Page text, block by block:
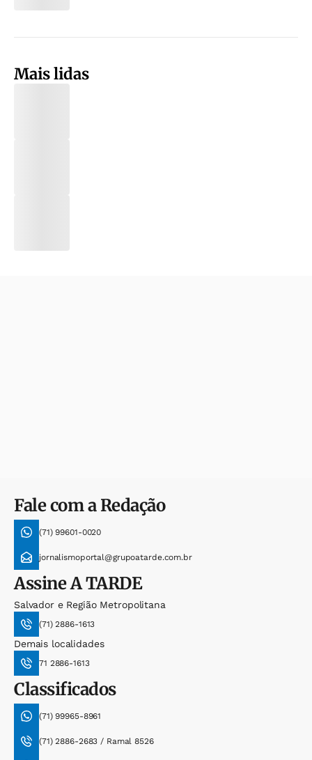
Mais lidas
Fale com a Redação
(71) 99601-0020
jornalismoportal@grupoatarde.com.br
AssineA TARDE
Salvador e Região Metropolitana
(71) 2886-1613
Demais localidades
71 2886-1613
Classificados
(71) 99965-8961
(71) 2886-2683 / Ramal 8526